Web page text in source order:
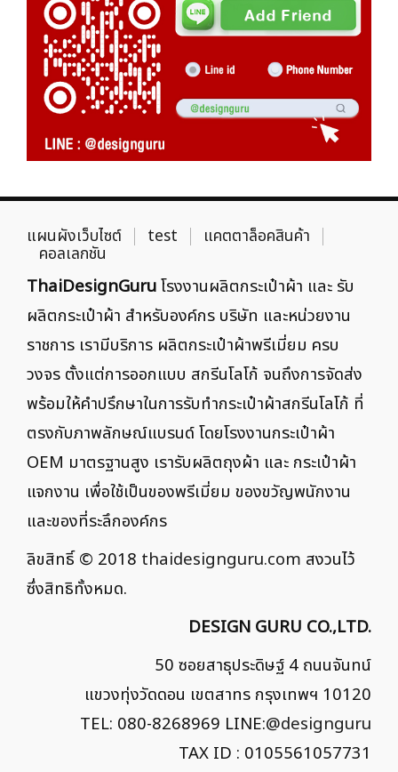
แผนผังเว็บไซต์ test แคตตาล็อคสินค้า
คอลเลกชัน
ThaiDesignGuruโรงงานผลิตกระเป๋าผ้า และ รับ
ผลิตกระเป๋าผ้า สำหรับองค์กร บริษัท และหน่วยงาน
ราชการ เรามีบริการ ผลิตกระเป๋าผ้าพรีเมี่ยม ครบ
วงจร ตั้งแต่การออกแบบ สกรีนโลโก้ จนถึงการจัดส่ง
พร้อมให้คำปรึกษาในการรับทำกระเป๋าผ้าสกรีนโลโก้ ที่
ตรงกับภาพลักษณ์แบรนด์ โดยโรงงานกระเป๋าผ้า
OEM มาตรฐานสูง เรารับผลิตถุงผ้า และ กระเป๋าผ้า
แจกงาน เพื่อใช้เป็นของพรีเมี่ยม ของขวัญพนักงาน
และของที่ระลึกองค์กร
ลิขสิทธิ์ © 2018 thaidesignguru.com สงวนไว้
ซึ่งสิทธิทั้งหมด.
DESIGN GURU CO.,LTD.
50 ซอยสาธุประดิษฐ์ 4 ถนนจันทน์
แขวงทุ่งวัดดอน เขตสาทร กรุงเทพฯ 10120
TEL: 080-8268969 LINE:@designguru
TAX ID : 0105561057731